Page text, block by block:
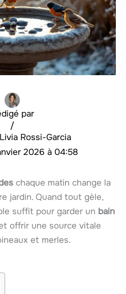
par
Livia Rossi-Garcia
/
2026 à 04:58
chaque matin change la
jardin. Quand tout gèle,
suffit pour garder un bain
offrir une source vitale
et merles.